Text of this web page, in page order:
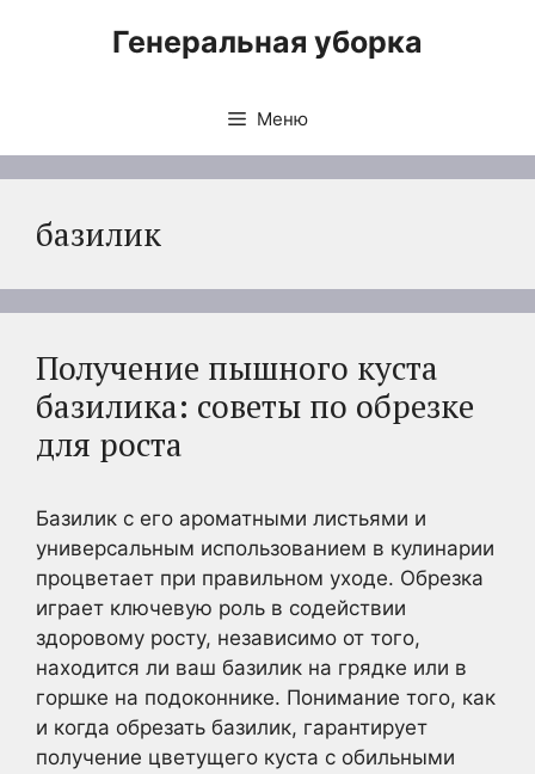
Генеральная уборка
Меню
базилик
Получение пышного куста
базилика: советы по обрезке
для роста
Базилик с его ароматными листьями и
универсальным использованием в кулинарии
процветает при правильном уходе. Обрезка
играет ключевую роль в содействии
здоровому росту, независимо от того,
находится ли ваш базилик на грядке или в
горшке на подоконнике. Понимание того, как
и когда обрезать базилик, гарантирует
получение цветущего куста с обильными